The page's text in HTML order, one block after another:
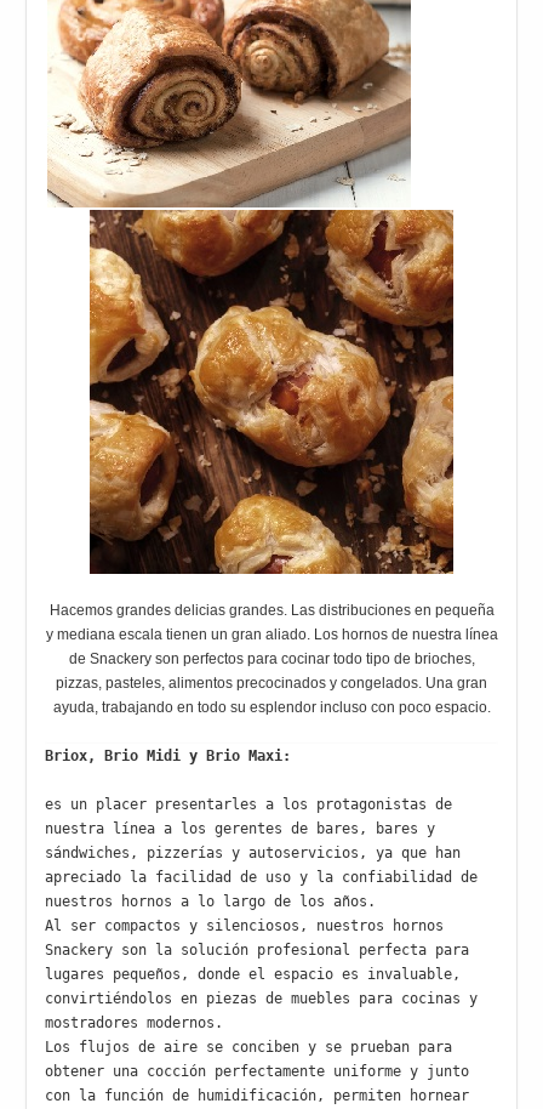
Hacemos grandes delicias grandes. Las distribuciones en pequeña
y mediana escala tienen un gran aliado. Los hornos de nuestra línea
de Snackery son perfectos para cocinar todo tipo de brioches,
pizzas, pasteles, alimentos precocinados y congelados. Una gran
ayuda, trabajando en todo su esplendor incluso con poco espacio.
Briox, Brio Midi y Brio Maxi:
es un placer presentarles a los protagonistas de
nuestra línea a los gerentes de bares, bares y
sándwiches, pizzerías y autoservicios, ya que han
apreciado la facilidad de uso y la confiabilidad de
nuestros hornos a lo largo de los años.
Al ser compactos y silenciosos, nuestros hornos
Snackery son la solución profesional perfecta para
lugares pequeños, donde el espacio es invaluable,
convirtiéndolos en piezas de muebles para cocinas y
mostradores modernos.
Los flujos de aire se conciben y se prueban para
obtener una cocción perfectamente uniforme y junto
con la función de humidificación, permiten hornear